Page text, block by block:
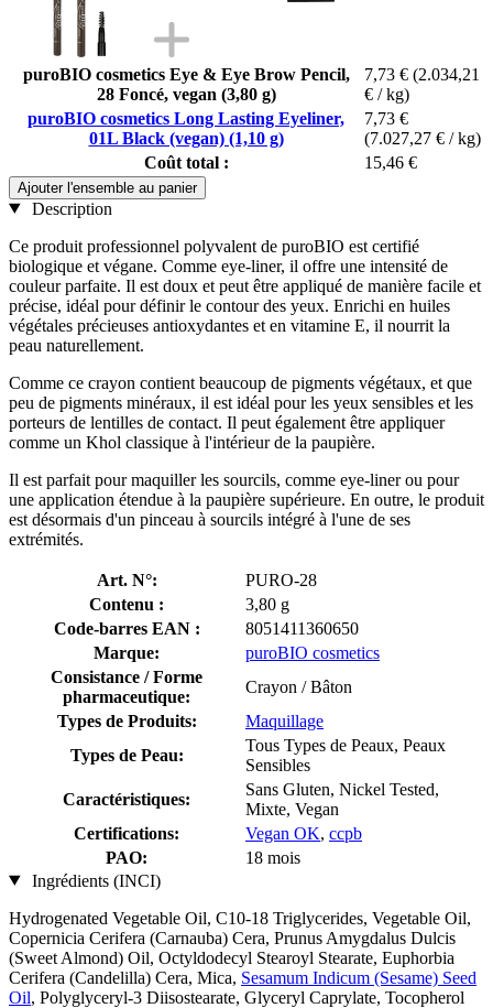
puroBIO cosmetics Eye & Eye Brow Pencil,
28 Foncé, vegan (3,80 g)
7,73 € (2.034,21
€ / kg)
puroBIO cosmetics Long Lasting Eyeliner,
01L Black (vegan) (1,10 g)
7,73 €
(7.027,27 € / kg)
Coût total :
15,46 €
Ajouter l'ensemble au panier
Description
Ce produit professionnel polyvalent de puroBIO est certifié
biologique et végane. Comme eye-liner, il offre une intensité de
couleur parfaite. Il est doux et peut être appliqué de manière facile et
précise, idéal pour définir le contour des yeux. Enrichi en huiles
végétales précieuses antioxydantes et en vitamine E, il nourrit la
peau naturellement.
Comme ce crayon contient beaucoup de pigments végétaux, et que
peu de pigments minéraux, il est idéal pour les yeux sensibles et les
porteurs de lentilles de contact. Il peut également être appliquer
comme un Khol classique à l'intérieur de la paupière.
Il est parfait pour maquiller les sourcils, comme eye-liner ou pour
une application étendue à la paupière supérieure. En outre, le produit
est désormais d'un pinceau à sourcils intégré à l'une de ses
extrémités.
Art. N°:
PURO-28
Contenu :
3,80 g
Code-barres EAN :
8051411360650
Marque:
puroBIO cosmetics
Consistance / Forme
pharmaceutique:
Crayon / Bâton
Types de Produits:
Maquillage
Types de Peau:
Tous Types de Peaux, Peaux
Sensibles
Caractéristiques:
Sans Gluten, Nickel Tested,
Mixte, Vegan
Certifications:
Vegan OK, ccpb
PAO:
18 mois
Ingrédients (INCI)
Hydrogenated Vegetable Oil, C10-18 Triglycerides, Vegetable Oil,
Copernicia Cerifera (Carnauba) Cera, Prunus Amygdalus Dulcis
(Sweet Almond) Oil, Octyldodecyl Stearoyl Stearate, Euphorbia
Cerifera (Candelilla) Cera, Mica, Sesamum Indicum (Sesame) Seed
Oil, Polyglyceryl-3 Diisostearate, Glyceryl Caprylate, Tocopherol